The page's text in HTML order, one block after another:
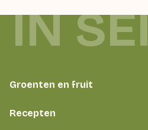
Groenten en fruit
Recepten